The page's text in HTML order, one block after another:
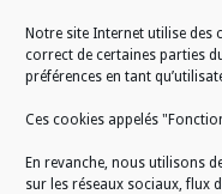
Notre site Internet utilise
correct de certaines parties
préférences en tant
Ces cookies appelés
En revanche, nous utilisons
sur les réseaux sociaux, flux
RÉALISATION